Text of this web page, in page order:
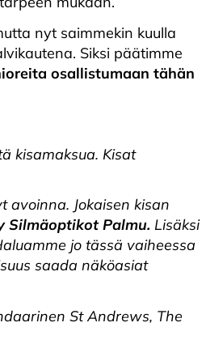
nyt saimmekin kuulla
Siksi päätimme
osallistumaan tähän
kisamaksua. Kisat
avoinna. Jokaisen kisan
Silmäoptikot Palmu. Lisäksi
jo tässä vaiheessa
saada näköasiat
St Andrews, The